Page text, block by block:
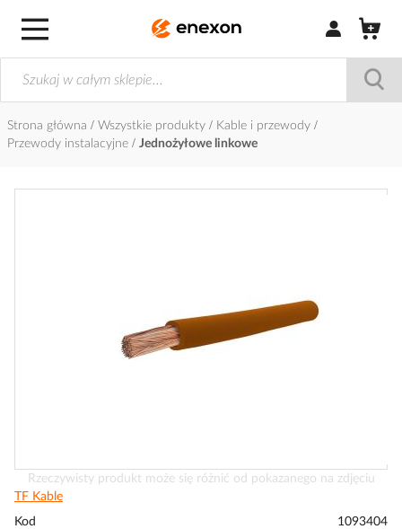
Zaloguj się /
Strona główna Wszystkie produkty
Kable i przewody
Przewody instalacyjne
Jednożyłowe linkowe
Przejdź
na
początek
Rzeczywisty produkt może się różnić od pokazanego na zdjęciu
TF Kable
Kod
1093404